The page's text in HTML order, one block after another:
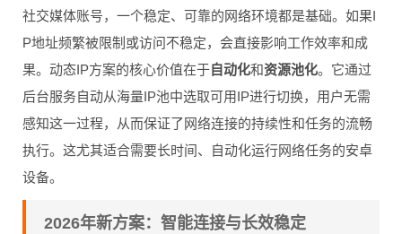
社交媒体账号，一个稳定、可靠的网络环境都是基础。如果I
P地址频繁被限制或访问不稳定，会直接影响工作效率和成
果。动态IP方案的核心价值在于自动化和资源池化。它通过
后台服务自动从海量IP池中选取可用IP进行切换，用户无需
感知这一过程，从而保证了网络连接的持续性和任务的流畅
执行。这尤其适合需要长时间、自动化运行网络任务的安卓
设备。
2026年新方案：智能连接与长效稳定